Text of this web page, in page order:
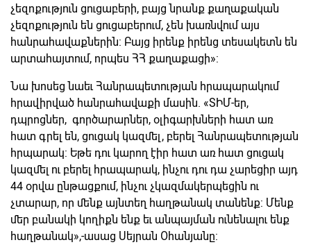
չեզոքություն ցուցաբերի, բայց նրանք քաղաքական
չեզոքություն են ցուցաբերում, չեն խառնվում այս
հանրահավաքներին: Բայց իրենք իրենց տեսակետն են
արտահայտում, որպես ՀՀ քաղաքացի»:
Նա խոսեց նաեւ Հանրապետության հրապարակում
հրավիրված հանրահավաքի մասին. «ՏԻՄ-եր,
դպրոցներ, գործարարներ, օլիգարխների հատ առ
հատ գրել են, ցուցակ կազմել, բերել Հանրապետության
հրպարակ: Եթե դու կարող էիր հատ առ հատ ցուցակ
կազմել ու բերել հրապարակ, ինչու դու դա չարեցիր այդ
44 օրվա ընթացքում, ինչու չկազմակերպեցին ու
չտարար, որ մենք այնտեղ հաղթանակ տանենք: Մենք
մեր բանակի կողիքն ենք եւ անպայման ունենալու ենք
հաղթանակ»,-ասաց Սեյրան Օհանյանը: